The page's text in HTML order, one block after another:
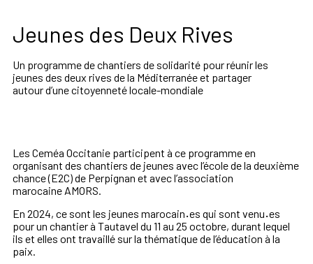
Jeunes des Deux Rives
Un programme de chantiers de solidarité pour réunir les
jeunes des deux rives de la Méditerranée et partager
autourd’une citoyenneté locale-mondiale
Les Ceméa Occitanie participent à ce programme en
organisant des chantiers de jeunes avec l’école de la deuxième
chance (E2C) de Perpignan et avec l’association
marocaine AMORS.
En 2024, ce sont les jeunes marocain·es qui sont venu·es
pour un chantier à Tautavel du 11 au 25 octobre, durant lequel
ils et elles ont travaillé sur la thématique del’éducation à la
paix.